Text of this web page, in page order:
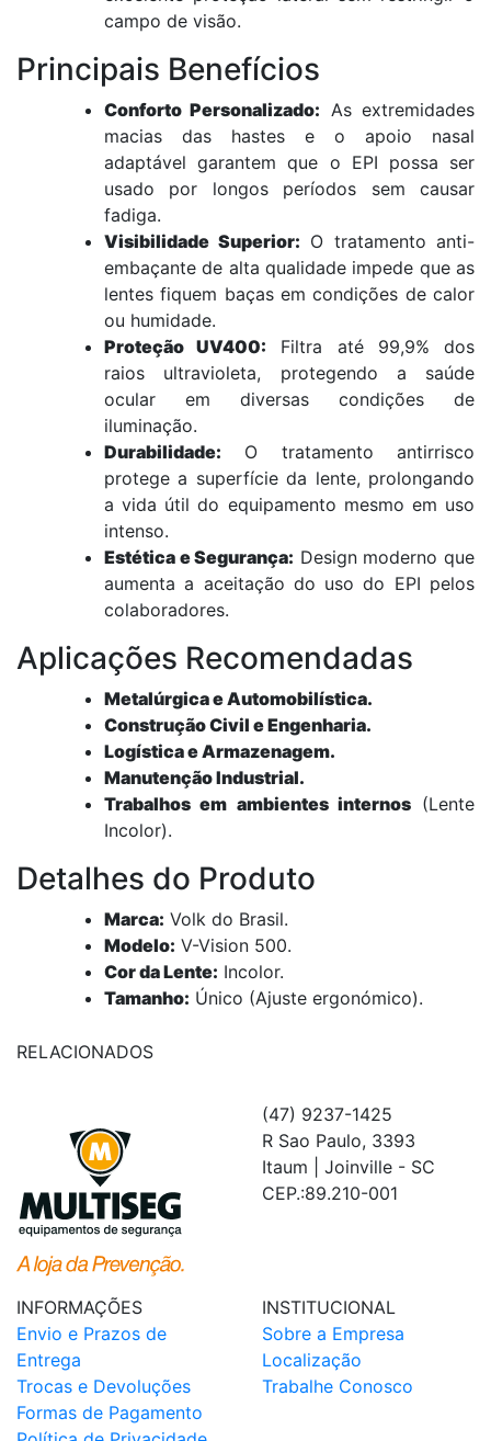
campo de visão.
Principais Benefícios
Conforto Personalizado: As extremidades
macias das hastes e o apoio nasal
adaptável garantem que o EPI possa ser
usado por longos períodos sem causar
fadiga.
Visibilidade Superior: O tratamento anti-
embaçante de alta qualidade impede que as
lentes fiquem baças em condições de calor
ou humidade.
Proteção UV400: Filtra até 99,9% dos
raios ultravioleta, protegendo a saúde
ocular em diversas condições de
iluminação.
Durabilidade: O tratamento antirrisco
protege a superfície da lente, prolongando
a vida útil do equipamento mesmo em uso
intenso.
Estética e Segurança: Design moderno que
aumenta a aceitação do uso do EPI pelos
colaboradores.
Aplicações Recomendadas
Metalúrgica e Automobilística.
Construção Civil e Engenharia.
Logística e Armazenagem.
Manutenção Industrial.
Trabalhos em ambientes internos(Lente
Incolor).
Detalhes do Produto
Marca: Volk do Brasil.
Modelo: V-Vision 500.
Cor da Lente: Incolor.
Tamanho: Único (Ajuste ergonómico).
RELACIONADOS
(47) 9237-1425
R Sao Paulo, 3393
Itaum | Joinville - SC
CEP.:89.210-001
INFORMAÇÕES
Envio e Prazos de
Entrega
Trocas e Devoluções
Formas de Pagamento
INSTITUCIONAL
Sobre a Empresa
Localização
Trabalhe Conosco